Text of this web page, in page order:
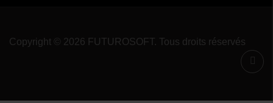
Copyright © 2026 FUTUROSOFT. Tous droits réservés